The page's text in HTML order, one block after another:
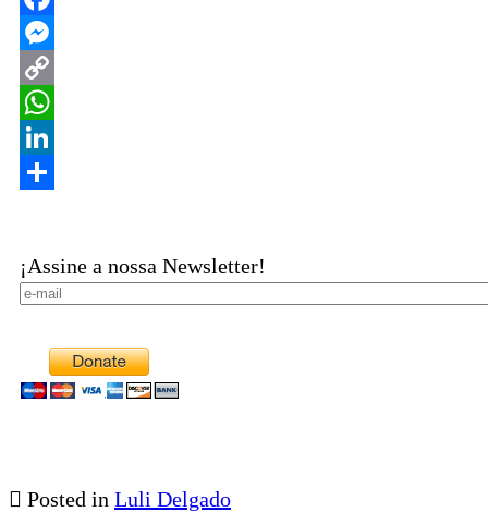
Facebook
Messenger
Copy
Link
WhatsApp
LinkedIn
¡Assine a nossa Newsletter!
Posted in Luli Delgado